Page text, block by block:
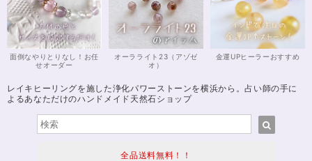
面倒なやりとりなし！お任
せオーダー
オーラライト23（アゾゼ
オ）
金運UPヒーラーおすすめ
レイキヒーリングを施した浄化パワーストーンを横浜から。占い師の手に
よるあなただけのハンドメイド天然石ショップ
全品送料無料！！